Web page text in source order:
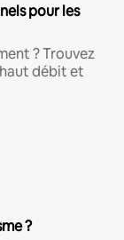
pour les
? Trouvez
débit et
?